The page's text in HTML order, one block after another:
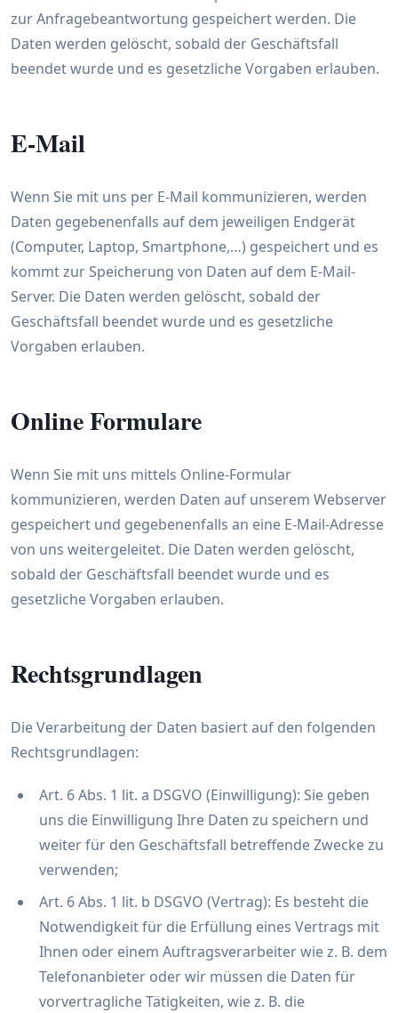
zur Anfragebeantwortung gespeichert werden. Die
Daten werden gelöscht, sobald der Geschäftsfall
beendet wurde und es gesetzliche Vorgaben erlauben.
E-Mail
Wenn Sie mit uns per E-Mail kommunizieren, werden
Daten gegebenenfalls auf dem jeweiligen Endgerät
(Computer, Laptop, Smartphone,…) gespeichert und es
kommt zur Speicherung von Daten auf dem E-Mail-
Server. Die Daten werden gelöscht, sobald der
Geschäftsfall beendet wurde und es gesetzliche
Vorgaben erlauben.
Online Formulare
Wenn Sie mit uns mittels Online-Formular
kommunizieren, werden Daten auf unserem Webserver
gespeichert und gegebenenfalls an eine E-Mail-Adresse
von uns weitergeleitet. Die Daten werden gelöscht,
sobald der Geschäftsfall beendet wurde und es
gesetzliche Vorgaben erlauben.
Rechtsgrundlagen
Die Verarbeitung der Daten basiert auf den folgenden
Rechtsgrundlagen:
Art. 6 Abs. 1 lit. a DSGVO (Einwilligung): Sie geben
uns die Einwilligung Ihre Daten zu speichern und
weiter für den Geschäftsfall betreffende Zwecke zu
verwenden;
Art. 6 Abs. 1 lit. b DSGVO (Vertrag): Es besteht die
Notwendigkeit für die Erfüllung eines Vertrags mit
Ihnen oder einem Auftragsverarbeiter wie z. B. dem
Telefonanbieter oder wir müssen die Daten für
vorvertragliche Tätigkeiten, wie z. B. die